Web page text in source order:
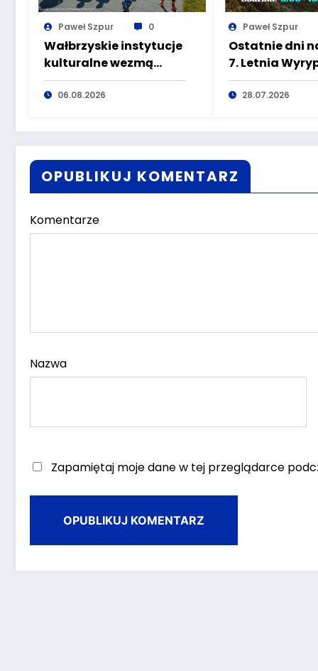
Paweł Szpur 0
Wałbrzyskie instytucje
kulturalne wezmą
udział w Toyota EKO
Półmaraton Wałbrzych
06.08.2026
Paweł Szpur
Ostatnie dni
7. Letnia
Suchych już 8
Świętuj
28.07.2026
OPUBLIKUJ KOMENTARZ
Komentarze
Nazwa
Zapamiętaj moje dane w tej przeglądarce